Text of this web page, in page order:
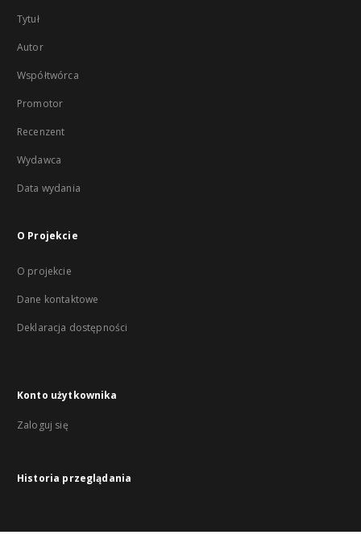
Tytuł
Autor
Współtwórca
Promotor
Recenzent
Wydawca
Data wydania
O Projekcie
O projekcie
Dane kontaktowe
Deklaracja dostępności
Konto użytkownika
Zaloguj się
Historia przeglądania